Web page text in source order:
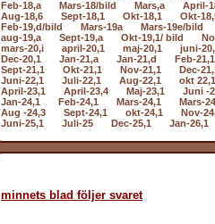
Feb-18,a
Mars-18/bild Mars,a April-
Aug-18,6
Sept-18,1 Okt-18,1 Okt-
Feb-19,d/bild
Mars-19a Mars-19e/bild
aug-19,a
Sept-19,a Okt-19,1/ bild
mars-20,i
april-20,1 maj-20,1 juni-
Dec-20,1
Jan-21,a Jan-21,d Feb-21,1
Sept-21,1
Okt-21,1 Nov-21,1 Dec-
Juni-22,1
Juli-22,1 Aug-22,1 okt 22,1
April-23,1
April-23,4 Maj-23,1 Juni -
Jan-24,1
Feb-24,1 Mars-24,1 Mars-
Aug -24,3
Sept-24,1 okt-24,1 Nov-
Juni-25,1
Juli-25 Dec-25,1 Jan-26,1
minnets blad följer svaret